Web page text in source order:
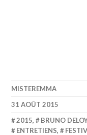
MISTEREMMA
31 AOÛT 2015
2015, BRUNO
ENTRETIENS,